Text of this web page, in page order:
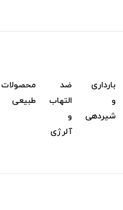
بارداری
و
شیردهی
ضد
التهاب
و
آلرژی
محصولات
طبیعی